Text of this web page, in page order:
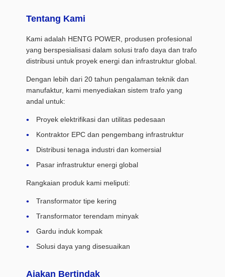
Tentang Kami
Kami adalah HENTG POWER, produsen profesional
yang berspesialisasi dalam solusi trafo daya dan trafo
distribusi untuk proyek energi dan infrastruktur global.
Dengan lebih dari 20 tahun pengalaman teknik dan
manufaktur, kami menyediakan sistem trafo yang
andal untuk:
Proyek elektrifikasi dan utilitas pedesaan
Kontraktor EPC dan pengembang infrastruktur
Distribusi tenaga industri dan komersial
Pasar infrastruktur energi global
Rangkaian produk kami meliputi:
Transformator tipe kering
Transformator terendam minyak
Gardu induk kompak
Solusi daya yang disesuaikan
Ajakan Bertindak